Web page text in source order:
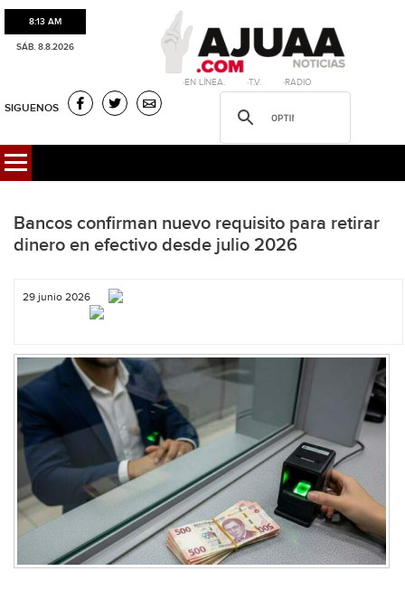
8:13 AM
SÁB. 8.8.2026
·EN LÍNEA. ·T.V. ·RADIO
SIGUENOS
Bancos confirman nuevo requisito para retirar
dinero en efectivo desde julio 2026
29 junio 2026